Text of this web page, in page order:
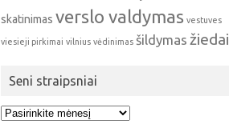
skatinimas verslo valdymas vestuves
viesieji pirkimai vilnius vėdinimas šildymas žiedai
Seni straipsniai
Seni